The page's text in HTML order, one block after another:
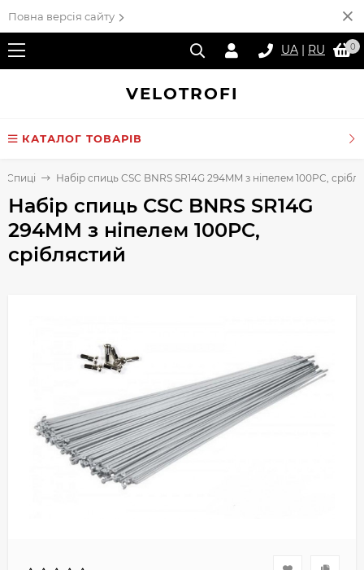
Повна версія сайту
UA | RU 0
VELOTROFI
КАТАЛОГ ТОВАРІВ
Спиці Набір спиць CSC BNRS SR14G 294MM з ніпелем 100PC,
Набір спиць CSC BNRS SR14G
294MM з ніпелем 100PC,
сріблястий